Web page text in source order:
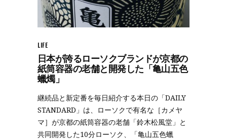
LIFE
日本が誇るローソクブランドが京都の
紙筒容器の老舗と開発した「亀山五色
蠟燭」
継続品と新定番を毎日紹介する本日の「DAILY
STANDARD」は、ローソクで有名な［カメヤ
マ］が京都の紙筒容器の老舗「鈴木松風堂」と
共同開発した10分ローソク、「亀山五色蠟